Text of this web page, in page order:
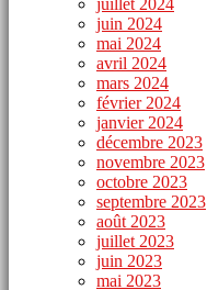
juillet 2024
juin 2024
mai 2024
avril 2024
mars 2024
février 2024
janvier 2024
décembre 2023
novembre 2023
octobre 2023
septembre 2023
août 2023
juillet 2023
juin 2023
mai 2023